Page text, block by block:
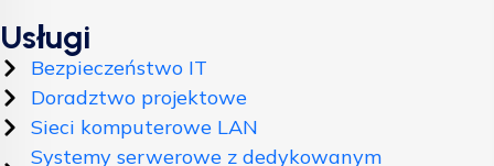
Usługi
Bezpieczeństwo IT
Doradztwo projektowe
Sieci komputerowe LAN
Systemy serwerowe z dedykowanym